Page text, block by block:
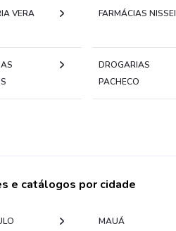
VERA
FARMÁCIAS NISSEI
DROGARIAS
PACHECO
e catálogos por cidade
MAUÁ